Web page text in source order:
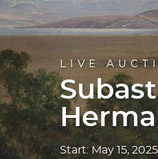
LIVE
Start: May 15,